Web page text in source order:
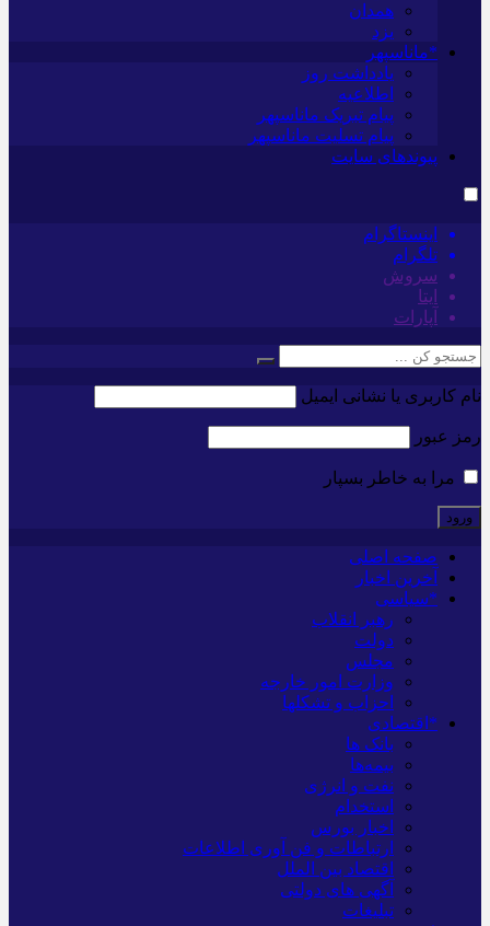
همدان
یزد
*ماناسپهر
یادداشت روز
اطلاعیه
پیام تبریک ماناسپهر
پیام تسلیت ماناسپهر
پیوندهای سایت
اینستاگرام
تلگرام
سروش
ایتا
آپارات
نام کاربری یا نشانی ایمیل
رمز عبور
مرا به خاطر بسپار
صفحه اصلی
آخرین اخبار
*سیاسی
رهبر انقلاب
دولت
مجلس
وزارت امور خارجه
احزاب و تشکلها
*اقتصادی
بانک ها
بیمه‌ها
نفت و انرژی
استخدام
اخبار بورس
ارتباطات و فن آوری اطلاعات
اقتصاد بین الملل
آگهی های دولتی
تبلیغات